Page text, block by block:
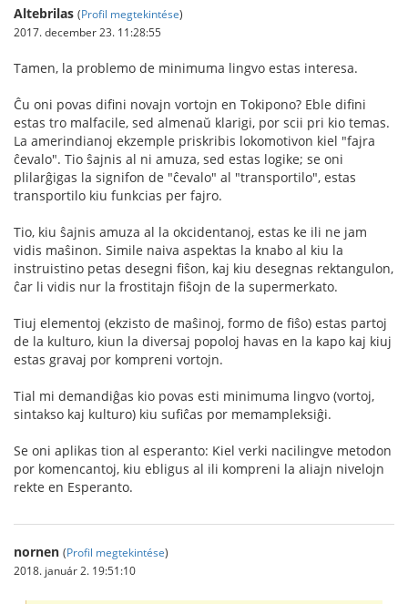
Altebrilas (Profil megtekintése)
2017. december 23. 11:28:55
Tamen, la problemo de minimuma lingvo estas interesa.
Ĉu oni povas difini novajn vortojn en Tokipono? Eble difini
estas tro malfacile, sed almenaŭ klarigi, por scii pri kio temas.
La amerindianoj ekzemple priskribis lokomotivon kiel "fajra
ĉevalo". Tio ŝajnis al ni amuza, sed estas logike; se oni
plilarĝigas la signifon de "ĉevalo" al "transportilo", estas
transportilo kiu funkcias per fajro.
Tio, kiu ŝajnis amuza al la okcidentanoj, estas ke ili ne jam
vidis maŝinon. Simile naiva aspektas la knabo al kiu la
instruistino petas desegni fiŝon, kaj kiu desegnas rektangulon,
ĉar li vidis nur la frostitajn fiŝojn de la supermerkato.
Tiuj elementoj (ekzisto de maŝinoj, formo de fiŝo) estas partoj
de la kulturo, kiun la diversaj popoloj havas en la kapo kaj kiuj
estas gravaj por kompreni vortojn.
Tial mi demandiĝas kio povas esti minimuma lingvo (vortoj,
sintakso kaj kulturo) kiu sufiĉas por memampleksiĝi.
Se oni aplikas tion al esperanto: Kiel verki nacilingve metodon
por komencantoj, kiu ebligus al ili kompreni la aliajn nivelojn
rekte en Esperanto.
nornen (Profil megtekintése)
2018. január 2. 19:51:10